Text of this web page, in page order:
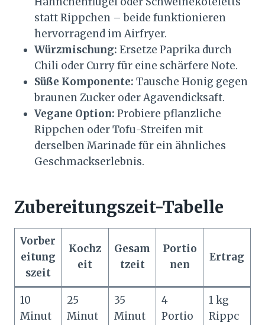
statt Rippchen – beide funktionieren
hervorragend im Airfryer.
Würzmischung: Ersetze Paprika durch
Chili oder Curry für eine schärfere Note.
Süße Komponente: Tausche Honig gegen
braunen Zucker oder Agavendicksaft.
Vegane Option: Probiere pflanzliche
Rippchen oder Tofu-Streifen mit
derselben Marinade für ein ähnliches
Geschmackserlebnis.
Zubereitungszeit-Tabelle
Vorber
eitung
szeit
Kochz
eit
Gesam
tzeit
Portio
nen
Ertrag
10
Minut
25
Minut
35
Minut
4
Portio
1 kg
Rippc